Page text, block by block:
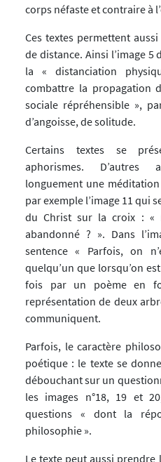
corps néfaste et contraire à
Ces textes permettent
de distance. Ainsi l’image
la « distanciation
combattre la propagation
sociale répréhensible »,
d’angoisse, de solitude.
Certains textes se
aphorismes. D’autres
longuement une
par exemple l’image 11 qui
du Christ sur la croix : «
abandonné ? ». Dans
sentence « Parfois, on
quelqu’un que lorsqu’on
fois par un poème en
représentation de deux
communiquent.
Parfois, le caractère
poétique : le texte se
débouchant sur un
les images n°18, 19 et
questions « dont la
philosophie ».
Le texte peut aussi prendre